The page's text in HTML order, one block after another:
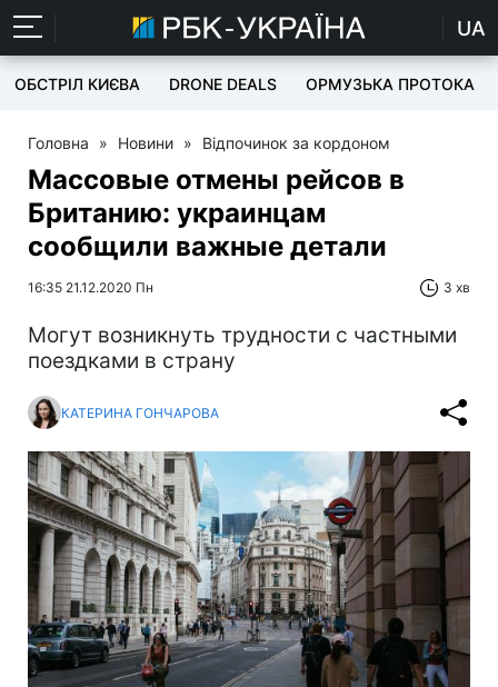
UA
ОБСТРІЛ КИЄВА DRONE DEALS ОРМУЗЬКА ПРОТОКА
Головна » Новини » Відпочинок за кордоном
Массовые отмены рейсов в
Британию: украинцам
сообщили важные детали
16:35 21.12.2020 Пн 3 хв
Могут возникнуть трудности с частными
поездками в страну
КАТЕРИНА ГОНЧАРОВА